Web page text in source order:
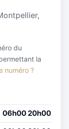
du
la
numéro ?
06h00 20h00